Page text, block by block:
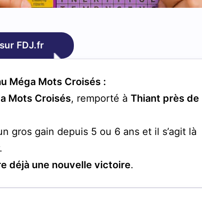
FDJ.fr
Méga Mots Croisés :
Mots Croisés, remporté àThiant près de
gros gain depuis 5 ou 6 ans et il s’agit là
déjà une nouvelle victoire.